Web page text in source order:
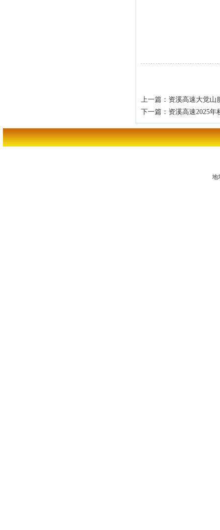
上一篇： 资溪高速大觉山
下一篇： 资溪高速2025
地